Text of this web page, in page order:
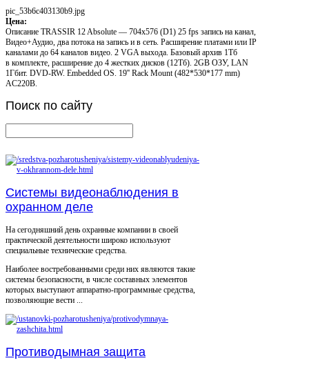
pic_53b6c403130b9.jpg
Цена:
Описание TRASSIR 12 Absolute — 704x576 (D1) 25 fps запись на канал,
Видео+Аудио, два потока на запись и в сеть. Расширение платами или IP
каналами до 64 каналов видео. 2 VGA выхода. Базовый архив 1Тб
в комплекте, расширение до 4 жестких дисков (12Тб). 2GB ОЗУ, LAN
1Гбит. DVD-RW. Embedded OS. 19'' Rack Mount (482*530*177 mm)
AC220B.
Поиск по сайту
Системы видеонаблюдения в
охранном деле
На сегодняшний день охранные компании в своей
практической деятельности широко используют
специальные технические средства.
Наиболее востребованными среди них являются такие
системы безопасности, в числе составных элементов
которых выступают аппаратно-программные средства,
позволяющие вести ...
Противодымная защита